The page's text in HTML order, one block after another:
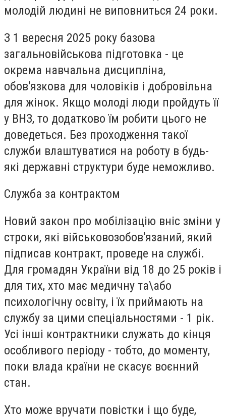
молодій людині не виповниться 24 роки.
З 1 вересня 2025 року базова
загальновійськова підготовка - це
окрема навчальна дисципліна,
обов'язкова для чоловіків і добровільна
для жінок. Якщо молоді люди пройдуть її
у ВНЗ, то додатково їм робити цього не
доведеться. Без проходження такої
служби влаштуватися на роботу в будь-
які державні структури буде неможливо.
Служба за контрактом
Новий закон про мобілізацію вніс зміни у
строки, які військовозобов'язаний, який
підписав контракт, проведе на службі.
Для громадян України від 18 до 25 років і
для тих, хто має медичну та\або
психологічну освіту, і їх приймають на
службу за цими спеціальностями - 1 рік.
Усі інші контрактники служать до кінця
особливого періоду - тобто, до моменту,
поки влада країни не скасує воєнний
стан.
Хто може вручати повістки і що буде,